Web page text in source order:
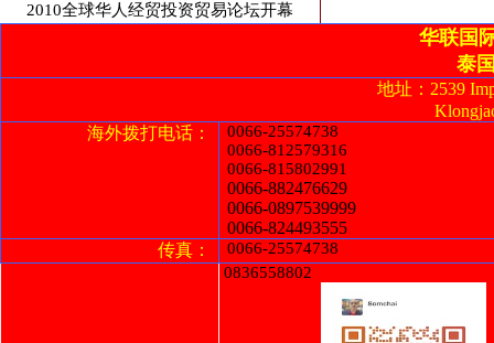
2010全球华人经贸投资贸易论坛开幕
华联国
泰
地址：2539
海外拨打电话：
0066-25574738
0066-812579316
0066-815802991
0066-882476629
0066-0897539999
0066-824493555
传真：
0066-25574738
0836558802